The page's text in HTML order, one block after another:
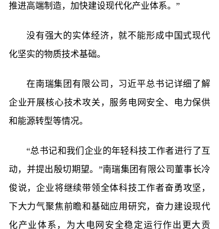
推进高端制造，加快建设现代化产业体系。”
没有强大的实体经济，就不能形成中国式现代
化坚实的物质技术基础。
在南瑞集团有限公司，习近平总书记详细了解
企业开展核心技术攻关，服务电网安全、电力保供
和能源转型等情况。
“总书记和我们企业的年轻科技工作者进行了互
动，并提出殷切期望。”南瑞集团有限公司董事长冷
俊说，企业将继续带领全体科技工作者奋勇攻坚，
下大力气聚焦前瞻和基础应用研究，奋力建设现代
化产业体系，为大电网安全稳定运行作出更大贡